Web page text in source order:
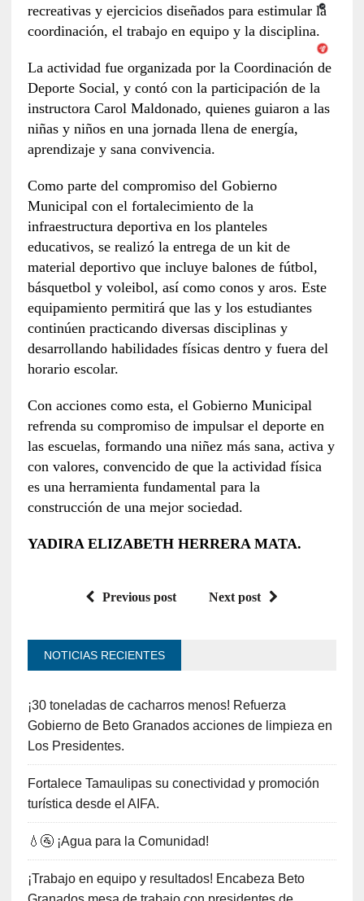
recreativas y ejercicios diseñados para estimular la
coordinación, el trabajo en equipo y la disciplina.
La actividad fue organizada por la Coordinación de
Deporte Social, y contó con la participación de la
instructora Carol Maldonado, quienes guiaron a las
niñas y niños en una jornada llena de energía,
aprendizaje y sana convivencia.
Como parte del compromiso del Gobierno
Municipal con el fortalecimiento de la
infraestructura deportiva en los planteles
educativos, se realizó la entrega de un kit de
material deportivo que incluye balones de fútbol,
básquetbol y voleibol, así como conos y aros. Este
equipamiento permitirá que las y los estudiantes
continúen practicando diversas disciplinas y
desarrollando habilidades físicas dentro y fuera del
horario escolar.
Con acciones como esta, el Gobierno Municipal
refrenda su compromiso de impulsar el deporte en
las escuelas, formando una niñez más sana, activa y
con valores, convencido de que la actividad física
es una herramienta fundamental para la
construcción de una mejor sociedad.
YADIRA ELIZABETH HERRERA MATA.
Previous post Next post
NOTICIAS RECIENTES
¡30 toneladas de cacharros menos! Refuerza
Gobierno de Beto Granados acciones de limpieza en
Los Presidentes.
Fortalece Tamaulipas su conectividad y promoción
turística desde el AIFA.
💧🚰 ¡Agua para la Comunidad!
¡Trabajo en equipo y resultados! Encabeza Beto